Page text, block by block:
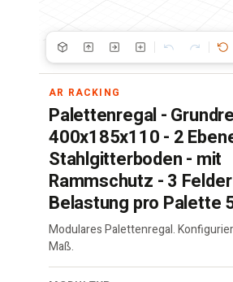
AR RACKING
Palettenregal -
400x185x110 - 2
Stahlgitterboden - mit
Rammschutz - 3
Belastung pro Palette
Modulares Palettenregal.
Maß.
Palettenregal